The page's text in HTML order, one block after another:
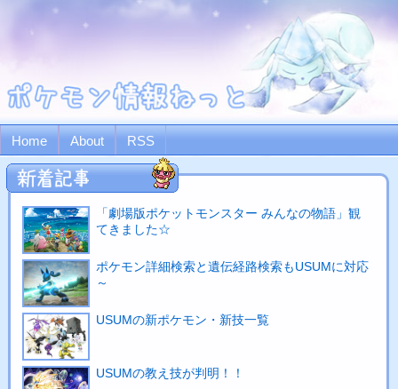
Home About RSS
「劇場版ポケットモンスター みんなの物語」観
てきました☆
ポケモン詳細検索と遺伝経路検索もUSUMに対応
～
USUMの新ポケモン・新技一覧
USUMの教え技が判明！！